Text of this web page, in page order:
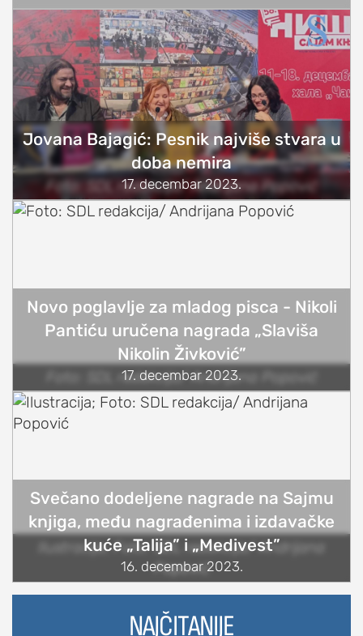
Foto: SDL redakcija/ Andrijana Popović
Jovana Bajagić: Pesnik najviše stvara u
doba nemira
17. decembar 2023.
Foto: SDL redakcija/ Andrijana Popović
Novo poglavlje za mladog pisca - Nikoli
Pantiću uručena nagrada „Slaviša
Nikolin Živković”
17. decembar 2023.
Ilustracija; Foto: SDL redakcija/ Andrijana
Popović
Svečano dodeljene nagrade na Sajmu
knjiga, među nagrađenima i izdavačke
kuće „Talija” i „Medivest”
16. decembar 2023.
NAJČITANIJE